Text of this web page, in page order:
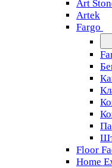
Art
Artek
Fargo
Floor
Home